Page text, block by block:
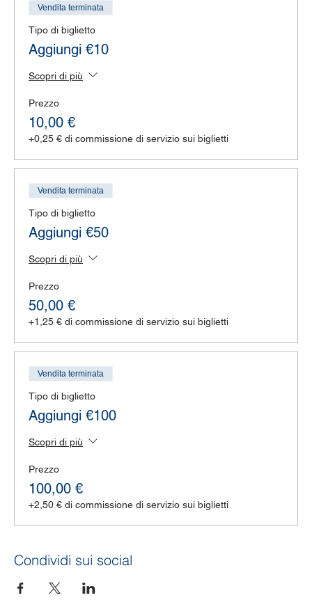
Vendita terminata
Tipo di biglietto
Aggiungi €10
Scopri di più
Prezzo
10,00 €
+0,25 € di commissione di servizio sui biglietti
Vendita terminata
Tipo di biglietto
Aggiungi €50
Scopri di più
Prezzo
50,00 €
+1,25 € di commissione di servizio sui biglietti
Vendita terminata
Tipo di biglietto
Aggiungi €100
Scopri di più
Prezzo
100,00 €
+2,50 € di commissione di servizio sui biglietti
Condividi sui social